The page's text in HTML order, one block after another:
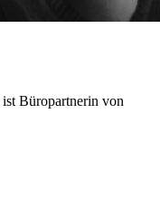
Büropartnerin von